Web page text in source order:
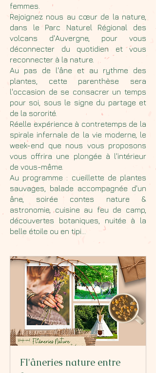
femmes.
Rejoignez nous au cœur de la nature,
dans le Parc Naturel Régional des
volcans d'Auvergne, pour vous
déconnecter du quotidien et vous
reconnecter à la nature.
Au pas de l'âne et au rythme des
plantes, cette parenthèse sera
l'occasion de se consacrer un temps
pour soi, sous le signe du partage et
de la sororité.
Réelle expérience à contretemps de la
spirale infernale de la vie moderne, le
week-end que nous vous proposons
vous offrira une plongée à l'intérieur
de vous-même.
Au programme : cueillette de plantes
sauvages, balade accompagnée d'un
âne, soirée contes nature &
astronomie, cuisine au feu de camp,
découvertes botaniques, nuitée à la
belle étoile ou en tipi...
Fl'âneries nature entre